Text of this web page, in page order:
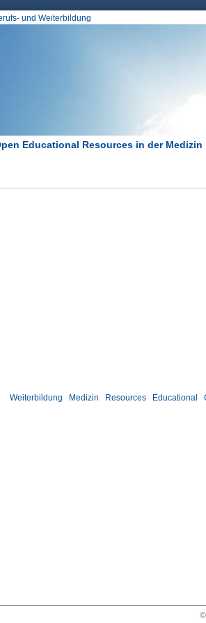
und Weiterbildung
Educational Resources in der Medizin
Educational
Resources
Medizin
Weiterbildung
©